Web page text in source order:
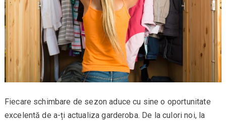
Fiecare schimbare de sezon aduce cu sine o oportunitate
excelentă de a-ți actualiza garderoba. De la culori noi, la